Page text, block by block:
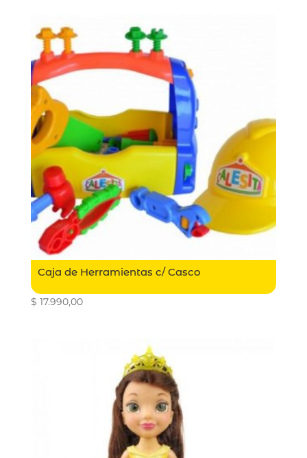
Caja de Herramientas c/ Casco
$ 17.990,00